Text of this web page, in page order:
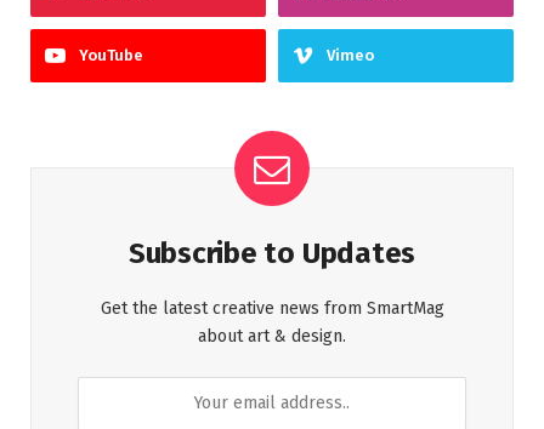
YouTube Vimeo
Subscribe to Updates
Get the latest creative news from SmartMag
about art & design.